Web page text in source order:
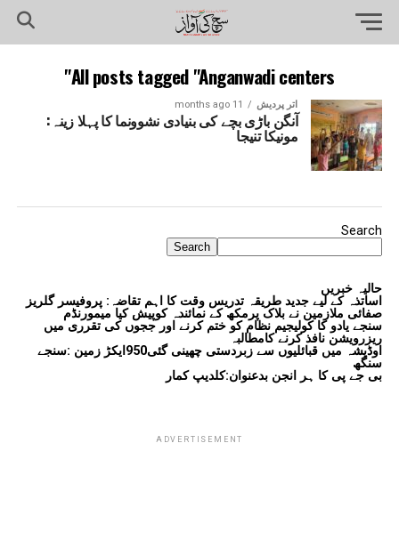
All posts tagged "Anganwadi centers"
اتر پردیش 11 months ago
آنگن باڑی بچے کی بنیادی نشوونما کا پہلا زینہ:
مونیکا تنیجا
Search
Search
حالیہ خبریں
اساتذہ کے لیے جدید طریقہ تدریس وقت کا اہم تقاضہ: پروفیسر گلریز
صفائی ملازمین نے بلاک پرمکھ کے نمائندہ کوپیش کیا میمورنڈم
سنجے یادو کا کولیجیم نظام کو ختم کرنے اور ججوں کی تقرری میں
ریزرویشن نافذ کرنے کامطالبہ
اوڈیشہ میں قبائلیوں سے زبردستی چھینی گئی950ایکڑ زمین :سنجے
سنگھ
بی جے پی کا ہر انجن بدعنوان:کلدیپ کمار
ADVERTISEMENT